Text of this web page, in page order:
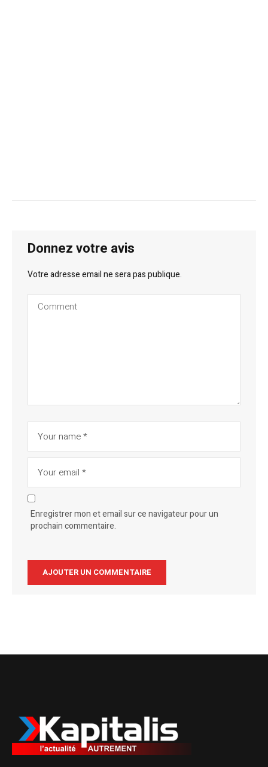
Donnez votre avis
Votre adresse email ne sera pas publique.
Enregistrer mon et email sur ce navigateur pour un
prochain commentaire.